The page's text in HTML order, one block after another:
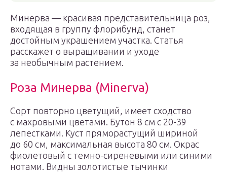
Минерва — красивая представительница роз,
входящая в группу флорибунд, станет
достойным украшением участка. Статья
расскажет о выращивании и уходе
за необычным растением.
Роза Минерва (Minerva)
Сорт повторно цветущий, имеет сходство
с махровыми цветами. Бутон 8 см с 20-39
лепестками. Куст пряморастущий шириной
до 60 см, максимальная высота 80 см. Окрас
фиолетовый с темно-сиреневыми или синими
нотами. Видны золотистые тычинки